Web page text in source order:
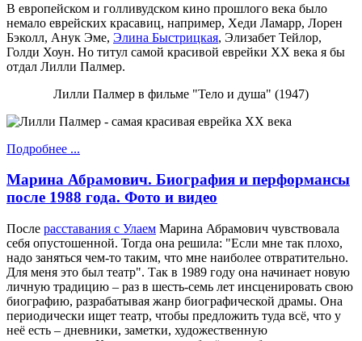
В европейском и голливудском кино прошлого века было
немало еврейских красавиц, например, Хеди Ламарр, Лорен
Бэколл, Анук Эме, Элина Быстрицкая, Элизабет Тейлор,
Голди Хоун. Но титул самой красивой еврейки ХХ века я бы
отдал Лилли Палмер.
Лилли Палмер в фильме "Тело и душа" (1947)
Подробнее ...
Марина Абрамович. Биография и перформансы
после 1988 года. Фото и видео
После расставания с Улаем Марина Абрамович чувствовала
себя опустошенной. Тогда она решила: "Если мне так плохо,
надо заняться чем-то таким, что мне наиболее отвратительно.
Для меня это был театр". Так в 1989 году она начинает новую
личную традицию – раз в шесть-семь лет инсценировать свою
биографию, разрабатывая жанр биографической драмы. Она
периодически ищет театр, чтобы предложить туда всё, что у
неё есть – дневники, заметки, художественную